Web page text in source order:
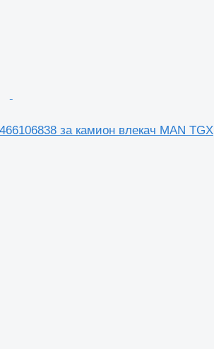
за камион влекач MAN TGX